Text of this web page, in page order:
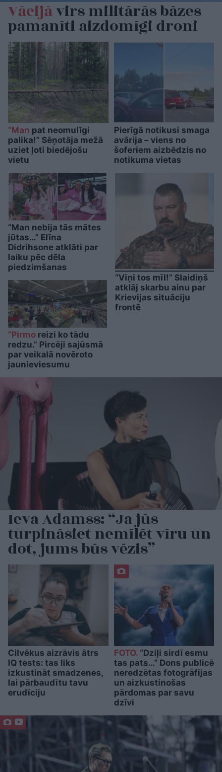
Vācijāvirs militārās bāzes
pamanīti aizdomīgi droni
“Man pat neomulīgi
palika!” Sēņotāja mežā
uziet ļoti biedējošu
vietu
Pierīgā notikusi smaga
avārija – viens no
šoferiem aizbēdzis no
notikuma vietas
“Man nebija tās mātes
jūtas…” Elīna
Didrihsone atklāti par
laiku pēc dēla
piedzimšanas
“Pirmo reizi ko tādu
redzu.” Pircēji sajūsmā
par veikalā novēroto
jaunieviesumu
“Viņi tos mīl!” Slaidiņš
atklāj skarbu ainu par
Krievijas situāciju
frontē
Ieva Adamss: “Ja jūs
turpināsiet nemīlēt vīru un
dot, jums būs vēzis”
Cilvēkus aizrāvis ātrs
IQ tests: tas liks
izkustināt smadzenes,
lai pārbaudītu tavu
erudīciju
FOTO.“Dziļi sirdī esmu
tas pats…” Dons publicē
neredzētas fotogrāfijas
un aizkustinošas
pārdomas par savu
dzīvi